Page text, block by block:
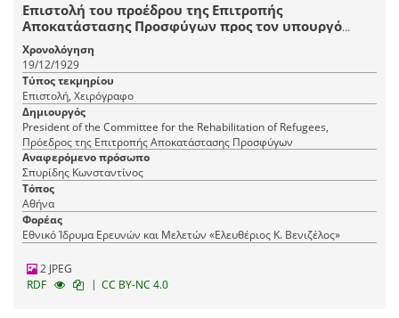
Επιστολή του προέδρου της Επιτροπής
Αποκατάστασης Προσφύγων προς τον υπουργό
Γεωργίας Κ. Σπυρίδη με την οποία του ζητά να
ξεκαθαριστεί το ζήτημα της αξιοποίησης ή όχι από
το ελληνικό δημόσιο ομάδας υπαλλήλων της Ε.Α.Π.
εν όψει της διάλυσής της (τέλος του 1929).
Χρονολόγηση
19/12/1929
Τύπος τεκμηρίου
Επιστολή, Χειρόγραφο
Δημιουργός
President of the Committee for the Rehabilitation of Refugees,
Πρόεδρος της Επιτροπής Αποκατάστασης Προσφύγων
Αναφερόμενο πρόσωπο
Σπυρίδης Κωνσταντίνος
Τόπος
Αθήνα
Φορέας
Εθνικό Ίδρυμα Ερευνών και Μελετών «Ελευθέριος Κ. Βενιζέλος»
2 JPEG
RDF
| CC BY-NC 4.0